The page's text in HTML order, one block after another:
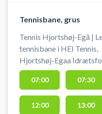
Tennisbane, grus
Tennis Hjortshøj-Egå |
tennisbane i HEI Tennis,
Hjortshøj-Egaa
Book tennisbane og spil
Hjortshøj-Egå på en af
tennisbanerne.
07:00 07:30
12:00 13:00